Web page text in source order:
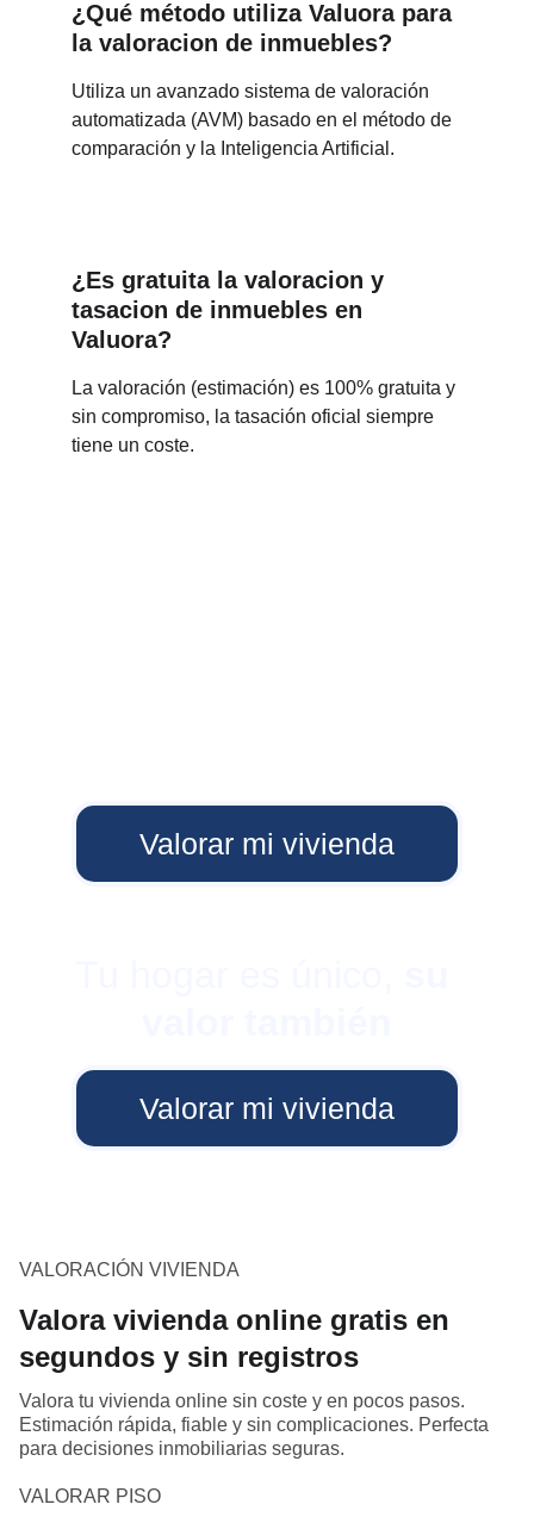
¿Qué método utiliza Valuora para
la valoracion de inmuebles?
Utiliza un avanzado sistema de valoración
automatizada (AVM) basado en el método de
comparación y la Inteligencia Artificial.
¿Es gratuita la valoracion y
tasacion de inmuebles en
Valuora?
La valoración (estimación) es 100% gratuita y
sin compromiso, la tasación oficial siempre
tiene un coste.
Valorar mi vivienda
Valorar mi vivienda
VALORACIÓN VIVIENDA
Valora vivienda online gratis en
segundos y sin registros
Valora tu vivienda online sin coste y en pocos pasos.
Estimación rápida, fiable y sin complicaciones. Perfecta
para decisiones inmobiliarias seguras.
VALORAR PISO